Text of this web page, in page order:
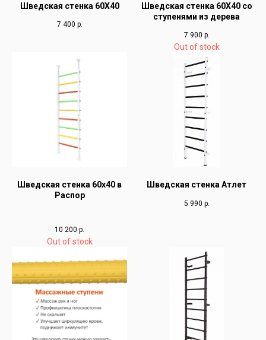
Шведская стенка 60Х40
7 400 р.
Шведская стенка 60Х40 со
ступенями из дерева
7 900 р.
Out of stock
Шведская стенка 60х40 в
Распор
10 200 р.
Out of stock
Шведская стенка Атлет
5 990 р.